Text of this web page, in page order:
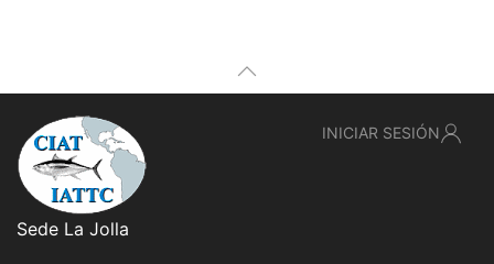
Sede La Jolla
INICIAR SESIÓN